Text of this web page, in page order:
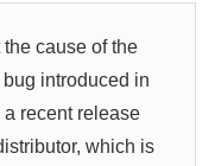
cause of the
introduced in
recent release
which is